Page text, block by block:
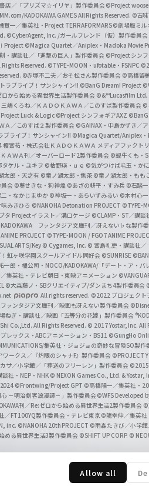
Allow all
店／「プリズマ☆イリヤ」製作委員会©Project
KADOKAWA GAMES All Rights Reserved. ©古
賢一／集英社・Project TERRAFORMARS©劇場版ミル
©CyberAgent, Inc. /ガールフレンド（仮）製作委員会
Project ©Magica Quartet／Aniplex・Madoka Movie
・講談社／「進撃の巨人」製作委員会 ©Project シンフ
Reserved. ©TYPE-MOON・ufotable・FSNPC
©赤塚不二夫／おそ松さん製作委員会 ©高橋留
ラブライブ！サンシャイン!! ©BanG Dream! Project
から始める異世界生活製作委員会 ©&™Lucasfilm Ltd.
嶋くろね／ＫＡＤＯＫＡＷＡ／このすば製作委員会 ©
Luck & Logic ©Project シンフォギアAXZ
Ａ／このすば２製作委員会 ©GAINAX・中島かずき／
ライブ！サンシャイン!! ©Magica Quartet/Aniplex・
宮祐・株式会社ＫＡＤＯＫＡＷＡ メディアファクト
ＡＷＡ刊／オーバーロード2製作委員会 ©蝸牛くも・
ケル・ユキヲ ©枯野瑛・ｕｅ ©気がつけば毛玉・か
太郎・天之有 ©竜ノ湖太郎・焦茶 ©竜ノ湖太郎・もも
員会 ©葵せきな・狗神煌 ©あざの耕平・すみ兵 ©石踏
・なかじまゆか ©神坂一・あらいずみるい ©木村心一
みきひろ ©NANOHA Detonation PROJECT ©TYPE-
Project イラスト／溝口ケージ ©CLAMP・ST／講談
ファンタジア文庫刊／冴えない♭な製作
PROJECT ©TYPE-MOON / FGO7 ANIME
ARTS/Key © Cygames, Inc. © 宮島礼吏・講談社／
虹ヶ咲学園スクールアイドル同好会 ©SUNRISE
一郎・橘公司・NOCO/KADOKAWA/「デート・ア・バ
集英社・テレビ朝日・東映アニメーション
©大森藤ノ・SBクリエイティブ/ダンまち4製作委員会
All rights reserved. ©2022 プロジェクト
ァンタジア文庫刊／映画も冴えない製作委員会
ねぎ・講談社／映画「五等分の花嫁」製作委員会
Co.,Ltd. All Rights Reserved. © 2017 Yostar, Inc. All
レックス・ABCアニメーション・BS11 ©GungHo
集英社・ジョジョの奇妙な冒険SO製作
ークス／『灼眼のシャナF』製作委員会 ©PROJECT
サ／小学館／「葬送のフリーレン」製作委員会
社・NEP・NHK © NEXON Games Co., Ltd. & Yostar,
©Frontwing/Project GPT ©高橋陽一／集英社・
－明治剣客浪漫譚－」製作委員会©WFS Developed
刊／Re:ゼロから始める異世界生活2製作委員会 ©
／FT100YQ製作委員会・テレビ東京©龍幸伸／集英社
inc. ©NANOHA 20th PROJECT ©雨森たきび／小学
める異世界生活3製作委員会 ©SHIFT UP CORP. ©